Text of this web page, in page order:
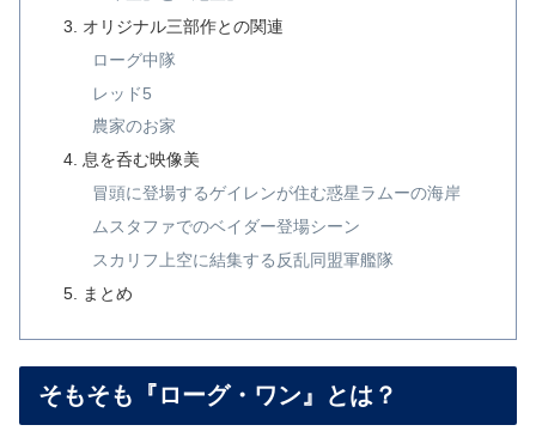
オリジナル三部作との関連
ローグ中隊
レッド5
農家のお家
息を呑む映像美
冒頭に登場するゲイレンが住む惑星ラムーの海岸
ムスタファでのベイダー登場シーン
スカリフ上空に結集する反乱同盟軍艦隊
まとめ
そもそも『ローグ・ワン』とは？